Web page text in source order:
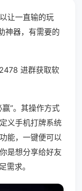
让一直输的玩
神器，有需要的
进群获取软
”。其操作方式
义手机打牌系统
能，一键便可以
是想分享给好友
需求。